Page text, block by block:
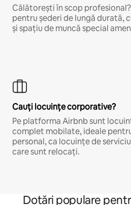
Călătorești în scop
pentru șederi de lungă durată,
și spațiu de muncă special
Cauți locuințe corporative?
Pe platforma Airbnb sunt
complet mobilate, ideale
personal, ca locuințe de
care sunt relocați.
Dotări populare